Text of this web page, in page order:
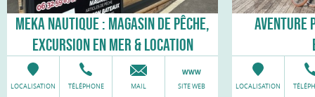
MEKA NAUTIQUE : MAGASIN DE PÊCHE,
EXCURSION EN MER & LOCATION
LOCALISATION TÉLÉPHONE MAIL SITE WEB
AVENTURE
LOCALISATION